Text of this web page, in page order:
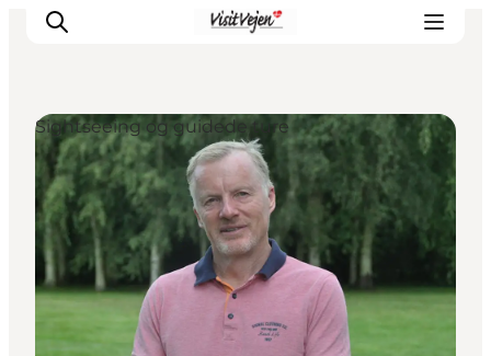
Spise
Sove
Natur
Se og oplev
Byer
Events
Sightseeing og guidede ture